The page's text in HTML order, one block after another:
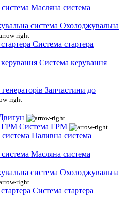
Масляна система
Охолоджувальна
Система стартера
Система керування
Запчастини до
Система ГРМ
Паливна система
Масляна система
Охолоджувальна
Система стартера